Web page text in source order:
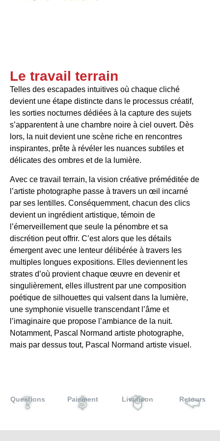
Le travail terrain
Telles des escapades intuitives où chaque cliché
devient une étape distincte dans le processus créatif,
les sorties nocturnes dédiées à la capture des sujets
s’apparentent à une chambre noire à ciel ouvert. Dès
lors, la nuit devient une scène riche en rencontres
inspirantes, prête à révéler les nuances subtiles et
délicates des ombres et de la lumière.
Avec ce travail terrain, la vision créative préméditée de
l’artiste photographe passe à travers un œil incarné
par ses lentilles. Conséquemment, chacun des clics
devient un ingrédient artistique, témoin de
l’émerveillement que seule la pénombre et sa
discrétion peut offrir. C’est alors que les détails
émergent avec une lenteur délibérée à travers les
multiples longues expositions. Elles deviennent les
strates d’où provient chaque œuvre en devenir et
singulièrement, elles illustrent par une composition
poétique de silhouettes qui valsent dans la lumière,
une symphonie visuelle transcendant l’âme et
l’imaginaire que propose l’ambiance de la nuit.
Notamment, Pascal Normand artiste photographe,
mais par dessus tout, Pascal Normand artiste visuel.
Questions Paiement Livraison Retours